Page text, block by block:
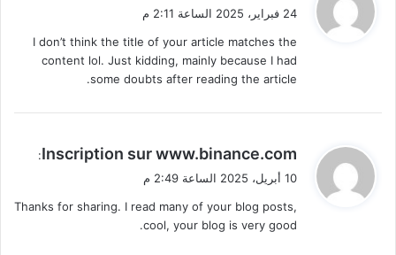
ل
24 فبراير، 2025 الساعة 2:11 م
I don’t think the title of your article matches the
content lol. Just kidding, mainly because I had
some doubts after reading the article.
ي
ل
Inscription sur www.binance.com
:
10 أبريل، 2025 الساعة 2:49 م
Thanks for sharing. I read many of your blog posts,
cool, your blog is very good.